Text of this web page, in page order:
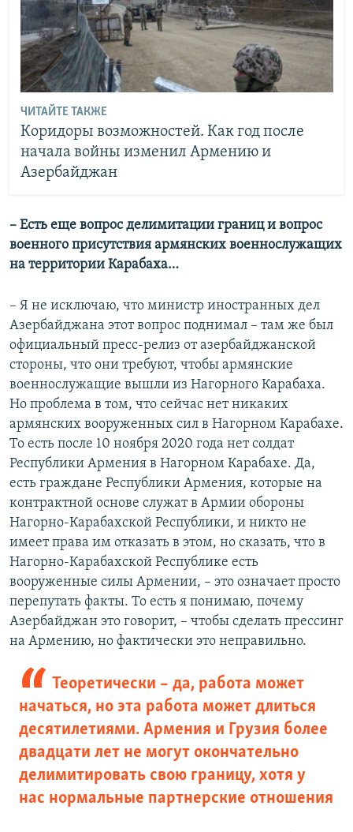
ЧИТАЙТЕ ТАКЖЕ
Коридоры возможностей. Как год после
начала войны изменил Армению и
Азербайджан
– Есть еще вопрос делимитации границ и вопрос
военного присутствия армянских военнослужащих
на территории Карабаха…
– Я не исключаю, что министр иностранных дел
Азербайджана этот вопрос поднимал – там же был
официальный пресс-релиз от азербайджанской
стороны, что они требуют, чтобы армянские
военнослужащие вышли из Нагорного Карабаха.
Но проблема в том, что сейчас нет никаких
армянских вооруженных сил в Нагорном Карабахе.
То есть после 10 ноября 2020 года нет солдат
Республики Армения в Нагорном Карабахе. Да,
есть граждане Республики Армения, которые на
контрактной основе служат в Армии обороны
Нагорно-Карабахской Республики, и никто не
имеет права им отказать в этом, но сказать, что в
Нагорно-Карабахской Республике есть
вооруженные силы Армении, – это означает просто
перепутать факты. То есть я понимаю, почему
Азербайджан это говорит, – чтобы сделать прессинг
на Армению, но фактически это неправильно.
Теоретически – да, работа может
начаться, но эта работа может длиться
десятилетиями. Армения и Грузия более
двадцати лет не могут окончательно
делимитировать свою границу, хотя у
нас нормальные партнерские отношения